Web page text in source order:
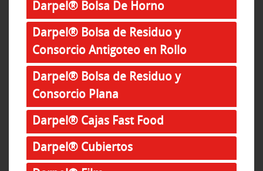
Darpel® Bolsa De Horno
Darpel® Bolsa de Residuo y
Consorcio Antigoteo en Rollo
Darpel® Bolsa de Residuo y
Consorcio Plana
Darpel® Cajas Fast Food
Darpel® Cubiertos